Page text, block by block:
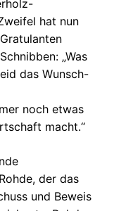
hat nun
„Was
das Wunsch-
noch etwas
macht.“
der das
und Beweis